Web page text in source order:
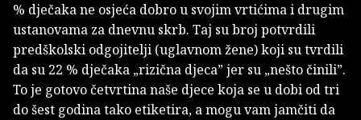
% dječaka ne osjeća dobro u svojim vrtićima i drugim
ustanovama za dnevnu skrb. Taj su broj potvrdili
predškolski odgojitelji (uglavnom žene) koji su tvrdili
da su 22 % dječaka „rizična djeca” jer su „nešto činili”.
To je gotovo četvrtina naše djece koja se u dobi od tri
do šest godina tako etiketira, a mogu vam jamčiti da